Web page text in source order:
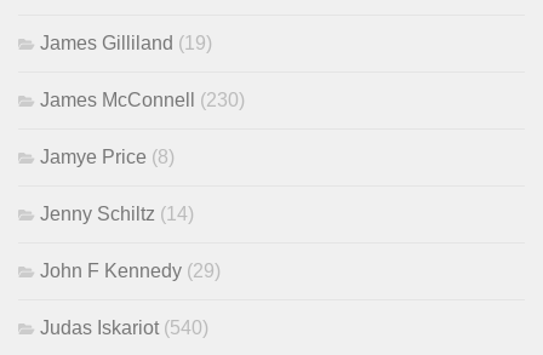
James Gilliland (19)
James McConnell (230)
Jamye Price (8)
Jenny Schiltz (14)
John F Kennedy (29)
Judas Iskariot (540)